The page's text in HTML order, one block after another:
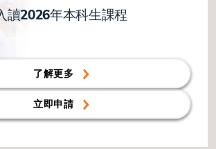
讀2026年本科生課程
了解更多
立即申請